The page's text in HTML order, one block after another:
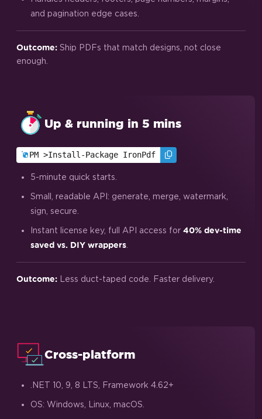
and pagination edge cases.
Outcome: Ship PDFs that match designs, not close
enough.
Up & running in 5 mins
PM >Install-Package IronPdf
5-minute quick starts.
Small, readable API: generate, merge, watermark,
sign, secure.
Instant license key, full API access for 40% dev-time
saved vs. DIY wrappers
Outcome: Less duct-taped code. Faster delivery.
Cross-platform
.NET 10, 9, 8 LTS, Framework 4.62+
OS: Windows, Linux, macOS.